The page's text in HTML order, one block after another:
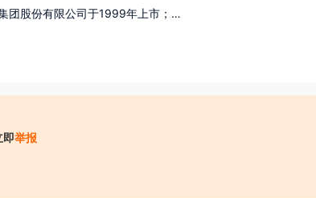
团股份有限公司于1999年上市；
区、房地产、酒店及教育等的开发与管理。
即举报
取财物（ 如培训费、体检费、资料费、置装费、押金等）；